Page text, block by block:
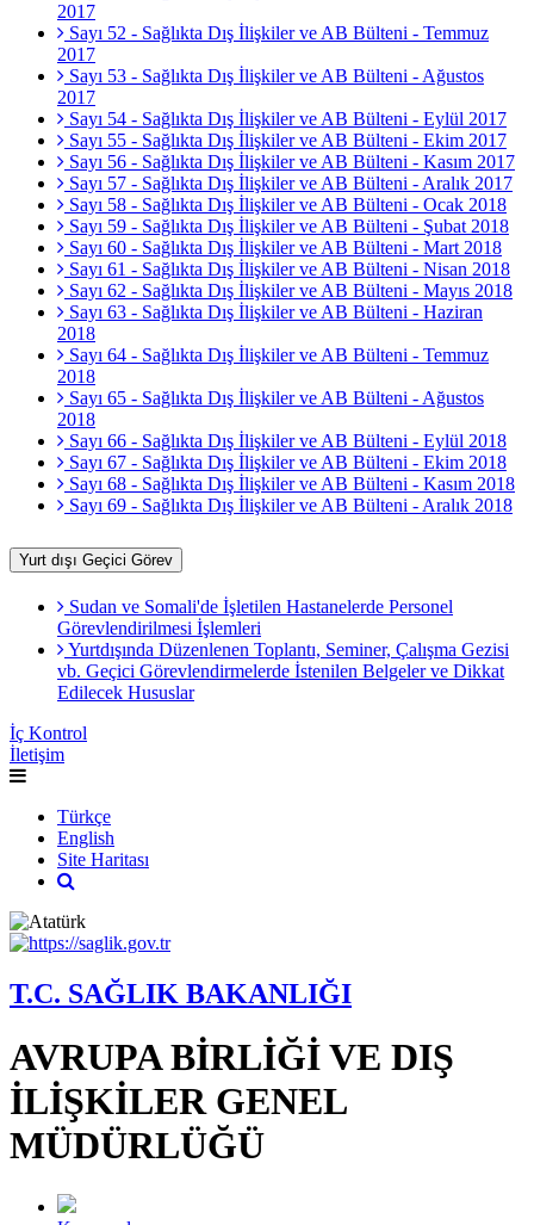
2017
Sayı 52 - Sağlıkta Dış İlişkiler ve AB Bülteni - Temmuz
2017
Sayı 53 - Sağlıkta Dış İlişkiler ve AB Bülteni - Ağustos
2017
Sayı 54 - Sağlıkta Dış İlişkiler ve AB Bülteni - Eylül 2017
Sayı 55 - Sağlıkta Dış İlişkiler ve AB Bülteni - Ekim 2017
Sayı 56 - Sağlıkta Dış İlişkiler ve AB Bülteni - Kasım 2017
Sayı 57 - Sağlıkta Dış İlişkiler ve AB Bülteni - Aralık 2017
Sayı 58 - Sağlıkta Dış İlişkiler ve AB Bülteni - Ocak 2018
Sayı 59 - Sağlıkta Dış İlişkiler ve AB Bülteni - Şubat 2018
Sayı 60 - Sağlıkta Dış İlişkiler ve AB Bülteni - Mart 2018
Sayı 61 - Sağlıkta Dış İlişkiler ve AB Bülteni - Nisan 2018
Sayı 62 - Sağlıkta Dış İlişkiler ve AB Bülteni - Mayıs 2018
Sayı 63 - Sağlıkta Dış İlişkiler ve AB Bülteni - Haziran
2018
Sayı 64 - Sağlıkta Dış İlişkiler ve AB Bülteni - Temmuz
2018
Sayı 65 - Sağlıkta Dış İlişkiler ve AB Bülteni - Ağustos
2018
Sayı 66 - Sağlıkta Dış İlişkiler ve AB Bülteni - Eylül 2018
Sayı 67 - Sağlıkta Dış İlişkiler ve AB Bülteni - Ekim 2018
Sayı 68 - Sağlıkta Dış İlişkiler ve AB Bülteni - Kasım 2018
Sayı 69 - Sağlıkta Dış İlişkiler ve AB Bülteni - Aralık 2018
Yurt dışı Geçici Görev
Sudan ve Somali'de İşletilen Hastanelerde Personel
Görevlendirilmesi İşlemleri
Yurtdışında Düzenlenen Toplantı, Seminer, Çalışma Gezisi
vb. Geçici Görevlendirmelerde İstenilen Belgeler ve Dikkat
Edilecek Hususlar
İç Kontrol
İletişim
Türkçe
English
Site Haritası
T.C. SAĞLIK BAKANLIĞI
AVRUPA BİRLİĞİ VE DIŞ
İLİŞKİLER GENEL
MÜDÜRLÜĞÜ